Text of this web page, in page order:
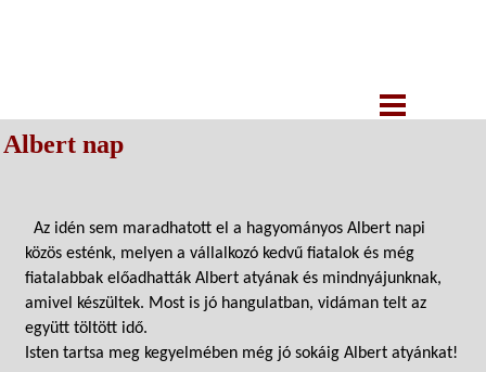
Albert nap
Az idén sem maradhatott el a hagyományos Albert napi
közös esténk, melyen a vállalkozó kedvű fiatalok és még
fiatalabbak előadhatták Albert atyának és mindnyájunknak,
amivel készültek. Most is jó hangulatban, vidáman telt az
együtt töltött idő.
Isten tartsa meg kegyelmében még jó sokáig Albert atyánkat!